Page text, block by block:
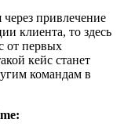
привлечение
клиента, то здесь
от первых
кейс станет
командам в